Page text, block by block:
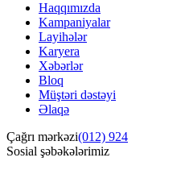
Haqqımızda
Kampaniyalar
Layihələr
Karyera
Xəbərlər
Bloq
Müştəri dəstəyi
Əlaqə
Çağrı mərkəzi(012) 924
Sosial şəbəkələrimiz